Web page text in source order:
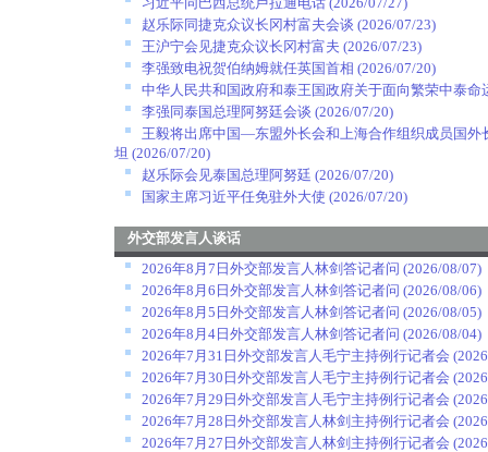
赵乐际同捷克众议长冈村富夫会谈 (2026/07/23)
王沪宁会见捷克众议长冈村富夫 (2026/07/23)
李强致电祝贺伯纳姆就任英国首相 (2026/07/20)
中华人民共和国政府和泰王国政府关于面向繁荣中泰命
李强同泰国总理阿努廷会谈 (2026/07/20)
王毅将出席中国—东盟外长会和上海合作组织成员国外
坦 (2026/07/20)
赵乐际会见泰国总理阿努廷 (2026/07/20)
国家主席习近平任免驻外大使 (2026/07/20)
外交部发言人谈话
2026年8月7日外交部发言人林剑答记者问 (2026/08/07)
2026年8月6日外交部发言人林剑答记者问 (2026/08/06)
2026年8月5日外交部发言人林剑答记者问 (2026/08/05)
2026年8月4日外交部发言人林剑答记者问 (2026/08/04)
2026年7月31日外交部发言人毛宁主持例行记者会
2026年7月30日外交部发言人毛宁主持例行记者会
2026年7月29日外交部发言人毛宁主持例行记者会
2026年7月28日外交部发言人林剑主持例行记者会
2026年7月27日外交部发言人林剑主持例行记者会